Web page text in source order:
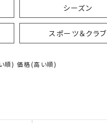
シーズン
スポーツ＆クラブ
順) 価格(高い順)